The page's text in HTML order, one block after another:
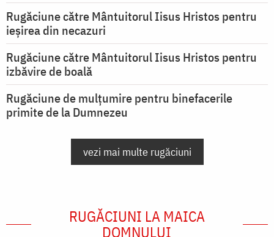
Rugăciune către Mântuitorul Iisus Hristos pentru
ieşirea din necazuri
Rugăciune către Mântuitorul Iisus Hristos pentru
izbăvire de boală
Rugăciune de mulțumire pentru binefacerile
primite de la Dumnezeu
vezi mai multe rugăciuni
RUGĂCIUNI LA MAICA
DOMNULUI